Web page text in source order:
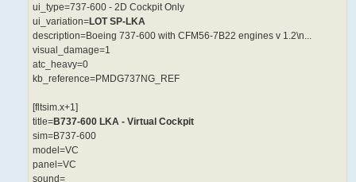
ui_type=737-600 - 2D Cockpit Only
ui_variation=LOT SP-LKA
description=Boeing 737-600 with CFM56-7B22 engines v 1.2\n...
visual_damage=1
atc_heavy=0
kb_reference=PMDG737NG_REF
[fltsim.x+1]
title=B737-600 LKA - Virtual Cockpit
sim=B737-600
model=VC
panel=VC
sound=